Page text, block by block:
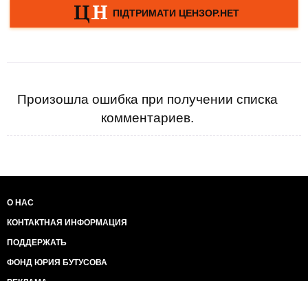
Произошла ошибка при получении списка
комментариев.
О НАС
КОНТАКТНАЯ ИНФОРМАЦИЯ
ПОДДЕРЖАТЬ
ФОНД ЮРИЯ БУТУСОВА